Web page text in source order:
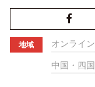
地域 オンライン
中国・四国